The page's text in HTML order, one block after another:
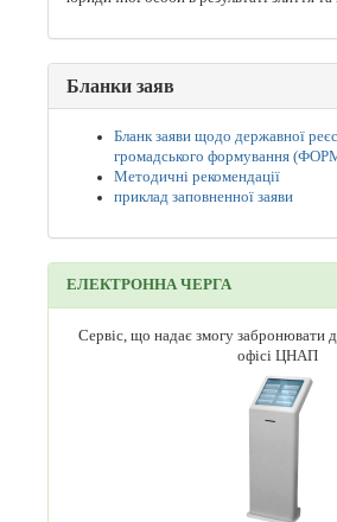
Бланки заяв
Бланк заяви щодо державної
громадського формування
Методичні рекомендації
приклад заповненної заяви
ЕЛЕКТРОННА ЧЕРГА
Сервіс, що надає змогу забронювати
офісі ЦНАП